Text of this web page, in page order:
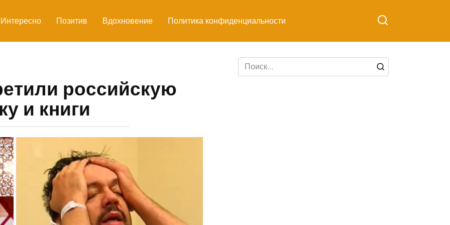
Интересно Позитив Вдохновение Политика конфиденциальности
российскую
и книги
Search
for: